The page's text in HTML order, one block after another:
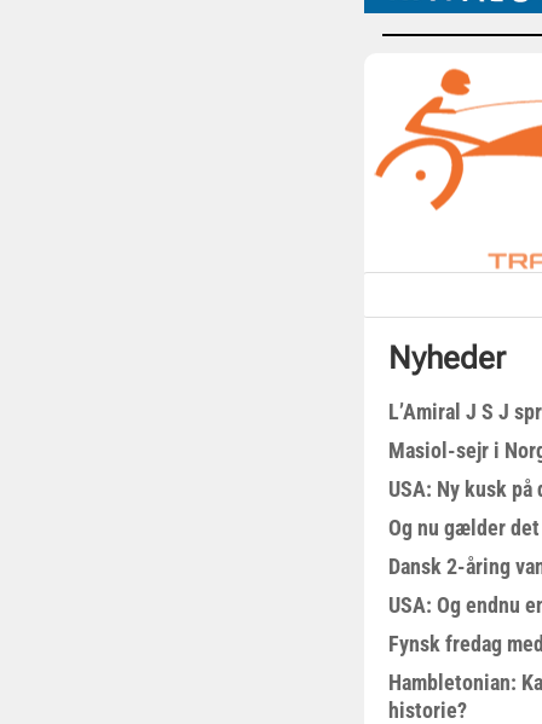
Nyheder
L’Amiral J S J
Masiol-sejr i
USA: Ny kusk på
Og nu gælder
Dansk 2-åring
USA: Og endnu
Fynsk fredag
Hambletonian:
historie?